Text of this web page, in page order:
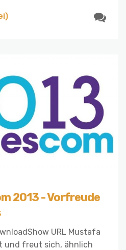
2013 - Vorfreude
URL Mustafa
und freut sich, ähnlich